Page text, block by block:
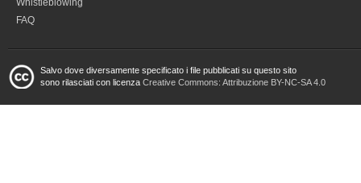
FAQ
Salvo dove diversamente specificato i file pubblicati su questo sito
sono rilasciati con licenza Creative Commons: Attribuzione BY-NC-SA 4.0